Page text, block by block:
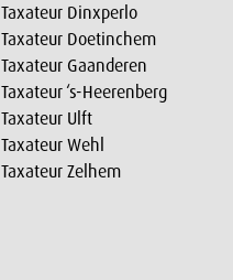
Taxateur Dinxperlo
Taxateur Doetinchem
Taxateur Gaanderen
Taxateur ‘s-Heerenberg
Taxateur Ulft
Taxateur Wehl
Taxateur Zelhem